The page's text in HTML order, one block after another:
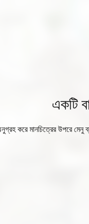
একটি
করে মানচিত্রের উপরে মেনু